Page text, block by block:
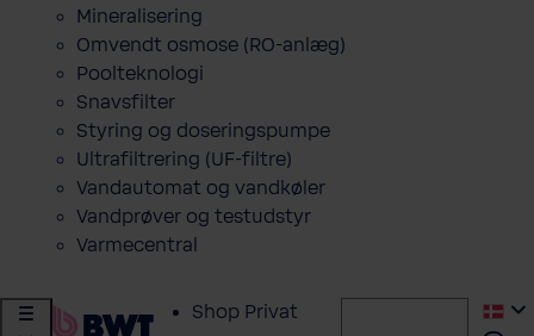
Mineralisering
Omvendt osmose (RO-anlæg)
Poolteknologi
Snavsfilter
Styring og doseringspumpe
Ultrafiltrering (UF-filtre)
Vandautomat og vandkøler
Vandprøver og testudstyr
Varmecentral
Shop Privat